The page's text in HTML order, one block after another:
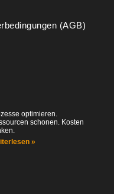
(AGB)
optimieren.
schonen. Kosten
»